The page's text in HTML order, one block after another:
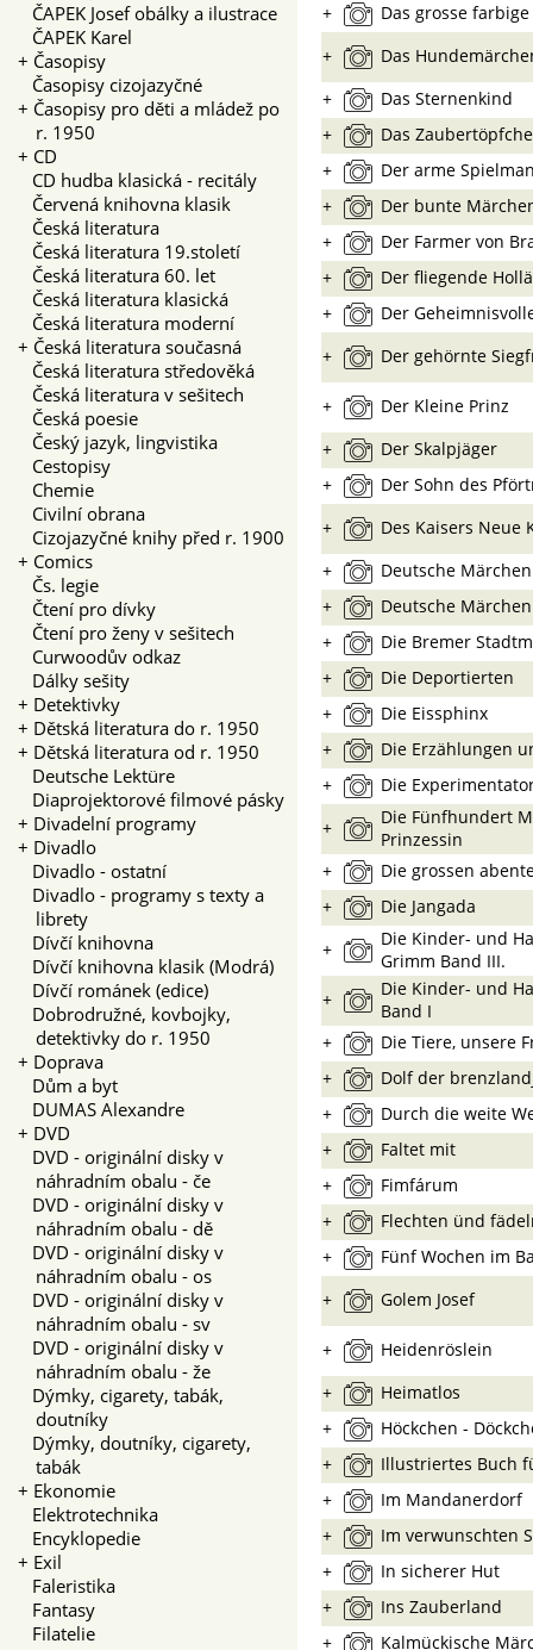
ČAPEK Josef obálky a ilustrace
ČAPEK Karel
+ Časopisy
Časopisy cizojazyčné
+ Časopisy pro děti a mládež po
r. 1950
+ CD
CD hudba klasická - recitály
Červená knihovna klasik
Česká literatura
Česká literatura 19.století
Česká literatura 60. let
Česká literatura klasická
Česká literatura moderní
+ Česká literatura současná
Česká literatura středověká
Česká literatura v sešitech
Česká poesie
Český jazyk, lingvistika
Cestopisy
Chemie
Civilní obrana
Cizojazyčné knihy před r. 1900
+ Comics
Čs. legie
Čtení pro dívky
Čtení pro ženy v sešitech
Curwoodův odkaz
Dálky sešity
+ Detektivky
+ Dětská literatura do r. 1950
+ Dětská literatura od r. 1950
Deutsche Lektüre
Diaprojektorové filmové pásky
+ Divadelní programy
+ Divadlo
Divadlo - ostatní
Divadlo - programy s texty a
librety
Dívčí knihovna
Dívčí knihovna klasik (Modrá)
Dívčí románek (edice)
Dobrodružné, kovbojky,
detektivky do r. 1950
+ Doprava
Dům a byt
DUMAS Alexandre
+ DVD
DVD - originální disky v
náhradním obalu - če
DVD - originální disky v
náhradním obalu - dě
DVD - originální disky v
náhradním obalu - os
DVD - originální disky v
náhradním obalu - sv
DVD - originální disky v
náhradním obalu - že
Dýmky, cigarety, tabák,
doutníky
Dýmky, doutníky, cigarety,
tabák
+ Ekonomie
Elektrotechnika
Encyklopedie
+ Exil
Faleristika
Fantasy
Filatelie
+
Das grosse
+
Das
+
Das Sternenkind
+
Das
+
Der arme
+
Der bunte
+
Der Farmer von
+
Der fliegende
+
Der
+
Der gehörnte
+
Der Kleine Prinz
+
Der Skalpjäger
+
Der Sohn des
+
Des Kaisers Neue
+
Deutsche Märchen
+
Deutsche
+
Die Bremer
+
Die Deportierten
+
Die Eissphinx
+
Die Erzählungen
+
Die
+
Die Fünfhundert
Prinzessin
+
Die grossen
+
Die Jangada
+
Die Kinder- und
Grimm Band III.
+
Die Kinder- und
Band I
+
Die Tiere, unsere
+
Dolf der
+
Durch die weite
+
Faltet mit
+
Fimfárum
+
Flechten ünd
+
Fünf Wochen im
+
Golem Josef
+
Heidenröslein
+
Heimatlos
+
Höckchen -
+
Illustriertes Buch
+
Im Mandanerdorf
+
Im verwunschten
+
In sicherer Hut
+
Ins Zauberland
+
Kalmückische